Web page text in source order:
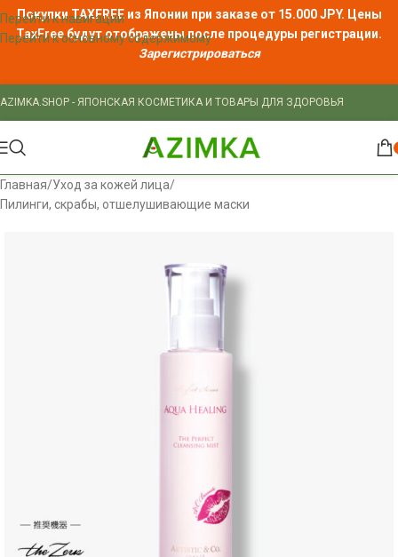
Перейти к навигации
Перейти к основному содержимому
Покупки TAXFREE из Японии при заказе от 15.000 JPY. Цены
TaxFreeбудут отображены после процедуры регистрации.
Зарегистрироваться
AZIMKA.SHOP - ЯПОНСКАЯ КОСМЕТИКА И ТОВАРЫ ДЛЯ ЗДОРОВЬЯ
Главная/Уход за кожей лица/
Пилинги, скрабы, отшелушивающие маски